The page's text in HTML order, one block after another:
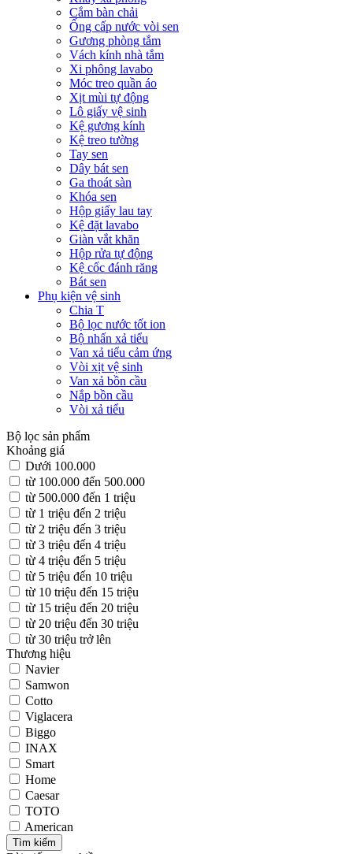
Cắm bàn chải
Ống cấp nước vòi sen
Gương phòng tắm
Vách kính nhà tắm
Xi phông lavabo
Móc treo quần áo
Xịt mùi tự động
Lô giấy vệ sinh
Kệ gương kính
Kệ treo tường
Tay sen
Dây bát sen
Ga thoát sàn
Khóa sen
Hộp giấy lau tay
Kệ đặt lavabo
Giàn vắt khăn
Hộp rửa tự động
Kệ cốc đánh răng
Bát sen
Phụ kiện vệ sinh
Chia T
Bộ lọc nước tốt ion
Bộ nhấn xả tiểu
Van xả tiểu cảm ứng
Vòi xịt vệ sinh
Van xả bồn cầu
Nắp bồn cầu
Vòi xả tiểu
Bộ lọc sản phẩm
Khoảng giá
Dưới 100.000
từ 100.000 đến 500.000
từ 500.000 đến 1 triệu
từ 1 triệu đến 2 triệu
từ 2 triệu đến 3 triệu
từ 3 triệu đến 4 triệu
từ 4 triệu đến 5 triệu
từ 5 triệu đến 10 triệu
từ 10 triệu đến 15 triệu
từ 15 triệu đến 20 triệu
từ 20 triệu đến 30 triệu
từ 30 triệu trở lên
Thương hiệu
Navier
Samwon
Cotto
Viglacera
Biggo
INAX
Smart
Home
Caesar
TOTO
American